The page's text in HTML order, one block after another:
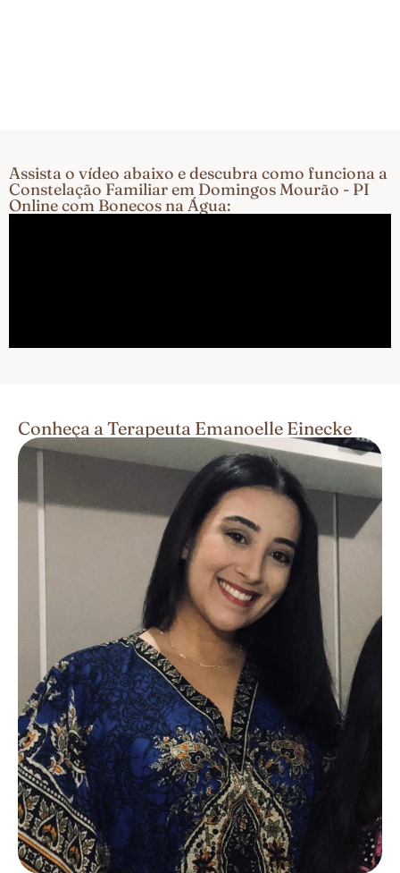
Assista o vídeo abaixo e descubra como funciona a
Constelação Familiar em Domingos Mourão - PI
Online com Bonecos na Água:
Conheça a Terapeuta Emanoelle Einecke